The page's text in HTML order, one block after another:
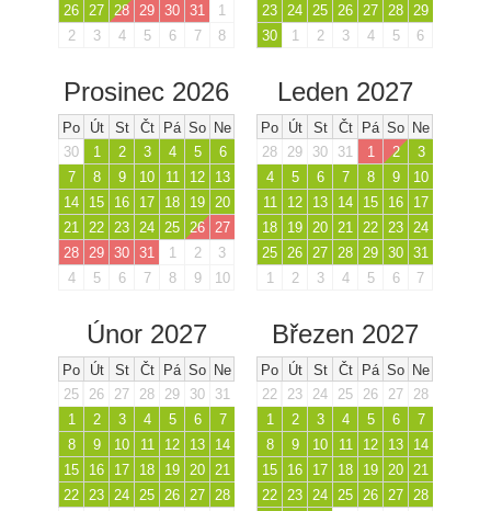
26
27 28 29 30 31
1
2
3 4 5 6 7 8
23
24 25 26 27 28
29
30
1 2 3 4 5 6
Prosinec 2026
Po Út St Čt Pá So Ne
30
1 2 3 4 5
6
7
8 9 10 11 12
13
14
15 16 17 18 19
20
21
22 23 24 25 26
27
28
29 30 31 1 2
3
4
5 6 7 8 9 10
Leden 2027
Po Út St Čt Pá So Ne
28
29 30 31 1 2
3
4
5 6 7 8 9
10
11
12 13 14 15 16
17
18
19 20 21 22 23
24
25
26 27 28 29 30 31
1
2 3 4 5 6 7
Únor 2027
Po Út St Čt Pá So Ne
25
26 27 28 29 30
31
1
2 3 4 5 6
7
8
9 10 11 12 13
14
15
16 17 18 19 20 21
22 23 24 25 26 27 28
Březen 2027
Po Út St Čt Pá So Ne
22
23 24 25 26 27
28
1
2 3 4 5 6
7
8
9 10 11 12 13
14
15
16 17 18 19 20 21
22 23 24 25 26 27 28